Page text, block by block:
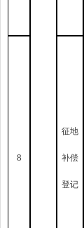
8
征地
补偿
登记